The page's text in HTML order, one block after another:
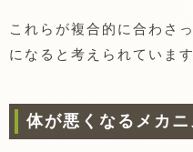
これらが複合的に合わさ
になると考えられています
体が悪くなるメカニ